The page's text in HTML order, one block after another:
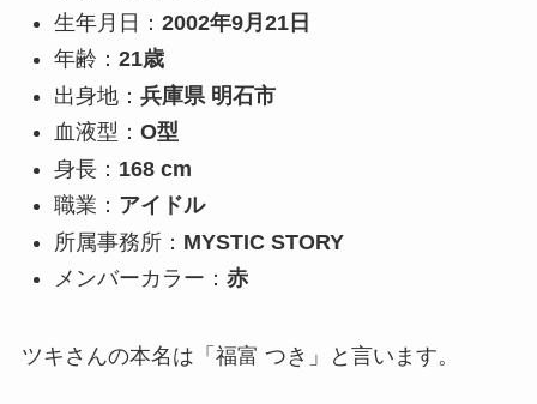
生年月日： 2002年9月21日
年齢： 21歳
出身地： 兵庫県 明石市
血液型： O型
身長： 168 cm
職業： アイドル
所属事務所： MYSTIC STORY
メンバーカラー： 赤
ツキさんの本名は「福富 つき」と言います。